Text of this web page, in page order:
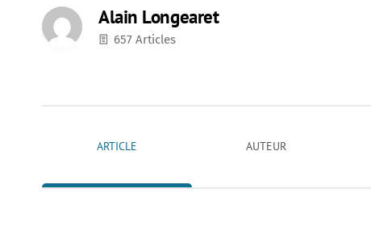
Alain Longearet
657 Articles
ARTICLE AUTEUR